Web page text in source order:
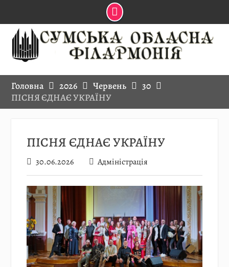
Skip
content
Головна 2026 Червень
30
ПІСНЯ ЄДНАЄ УКРАЇНУ
ПІСНЯ ЄДНАЄ УКРАЇНУ
30.06.2026 Адміністрація